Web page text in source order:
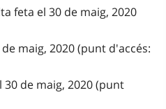
feta el 30 de maig, 2020
maig, 2020 (punt d'accés:
30 de maig, 2020 (punt